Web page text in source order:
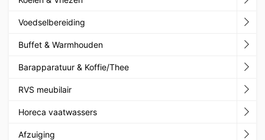
Voedselbereiding
Buffet & Warmhouden
Barapparatuur & Koffie/Thee
RVS meubilair
Horeca vaatwassers
Afzuiging